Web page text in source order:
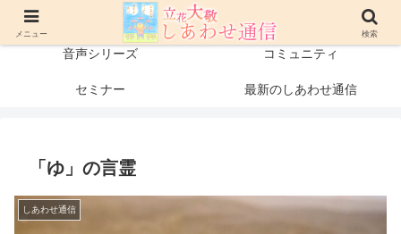
プロフィール
音声シリーズ コミュニティ
セミナー 最新のしあわせ通信
「ゆ」の言霊
しあわせ通信
メニュー 検索